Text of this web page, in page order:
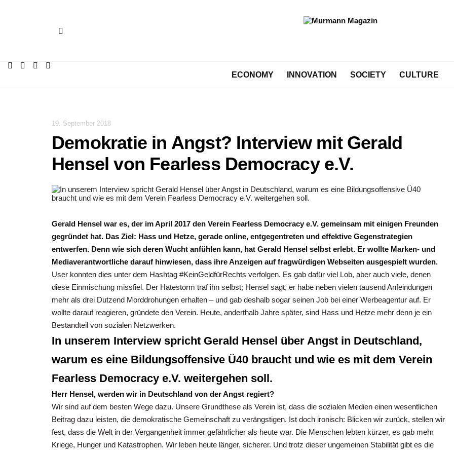
ECONOMY INNOVATION SOCIETY CULTURE
19. September 2018
Demokratie in Angst? Interview mit Gerald
Hensel von Fearless Democracy e.V.
Gerald Hensel war es, der im April 2017 den Verein Fearless Democracy e.V. gemeinsam mit einigen Freunden
gegründet hat. Das Ziel: Hass und Hetze, gerade online, entgegentreten und effektive Gegenstrategien
entwerfen. Denn wie sich deren Wucht anfühlen kann, hat Gerald Hensel selbst erlebt. Er wollte Marken- und
Mediaverantwortliche darauf hinwiesen, dass ihre Anzeigen auf fragwürdigen Webseiten ausgespielt wurden.
User konnten dies unter dem Hashtag #KeinGeldfürRechts verfolgen. Es gab dafür viel Lob, aber auch viele, denen
diese Einmischung missfiel. Der Hatestorm traf ihn selbst; Hensel sagt, er habe neben vielen tausend Anfeindungen
mehr als drei Dutzend Morddrohungen erhalten – und gab deshalb sogar seinen Job bei einer Werbeagentur auf. Er
wollte darauf reagieren, gründete den Verein. Heute, anderthalb Jahre später, sind Hass und Hetze mehr denn je ein
Bestandteil von sozialen Netzwerken.
In unserem Interview spricht Gerald Hensel über Angst in Deutschland,
warum es eine Bildungsoffensive Ü40 braucht und wie es mit dem Verein
Fearless Democracy e.V. weitergehen soll.
Herr Hensel, werden wir in Deutschland von der Angst regiert?
Wir sind auf dem besten Wege dazu. Unsere Grundthese als Verein ist, dass die sozialen Medien einen wesentlichen
Beitrag dazu leisten, die demokratische Gemeinschaft zu verängstigen. Ist doch ironisch: Blicken wir zurück, stellen wir
fest, dass die Welt in der Vergangenheit immer gefährlicher als heute war. Die Menschen lebten kürzer, es gab mehr
Kriege, Hunger und Katastrophen. Wir leben heute länger, sicherer. Und trotz dieser ungemeinen Stabilität gibt es die